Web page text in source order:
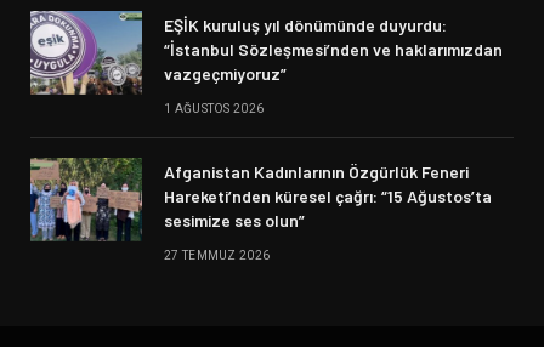
EŞİK kuruluş yıl dönümünde duyurdu:
“İstanbul Sözleşmesi’nden ve haklarımızdan
vazgeçmiyoruz”
1 AĞUSTOS 2026
Afganistan Kadınlarının Özgürlük Feneri
Hareketi’nden küresel çağrı: “15 Ağustos’ta
sesimize ses olun”
27 TEMMUZ 2026